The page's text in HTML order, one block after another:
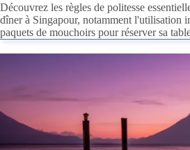
Découvrez les règles de politesse
dîner à Singapour, notamment l'utilisation
paquets de mouchoirs pour réserver sa